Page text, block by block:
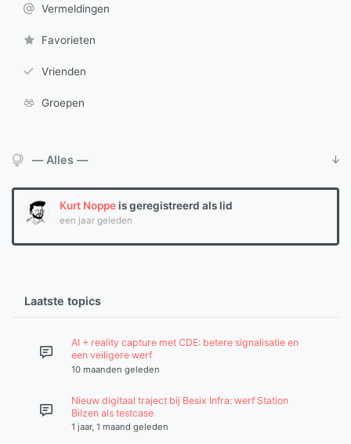
Vermeldingen
Favorieten
Vrienden
Groepen
Toon:
Kurt Noppeis geregistreerd als lid
een jaar geleden
Laatste topics
AI + reality capture met CDE: betere signalisatie en
een veiligere werf
10 maanden geleden
Nieuw digitaal traject bij Besix Infra: werf Station
Bilzen als testcase
1 jaar, 1 maand geleden